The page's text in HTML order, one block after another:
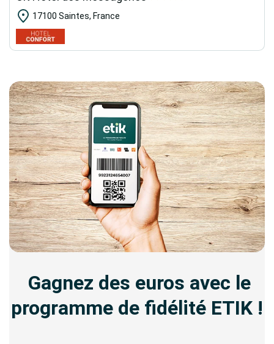
17100 Saintes, France
Gagnez des euros avec le
programme de fidélité ETIK !